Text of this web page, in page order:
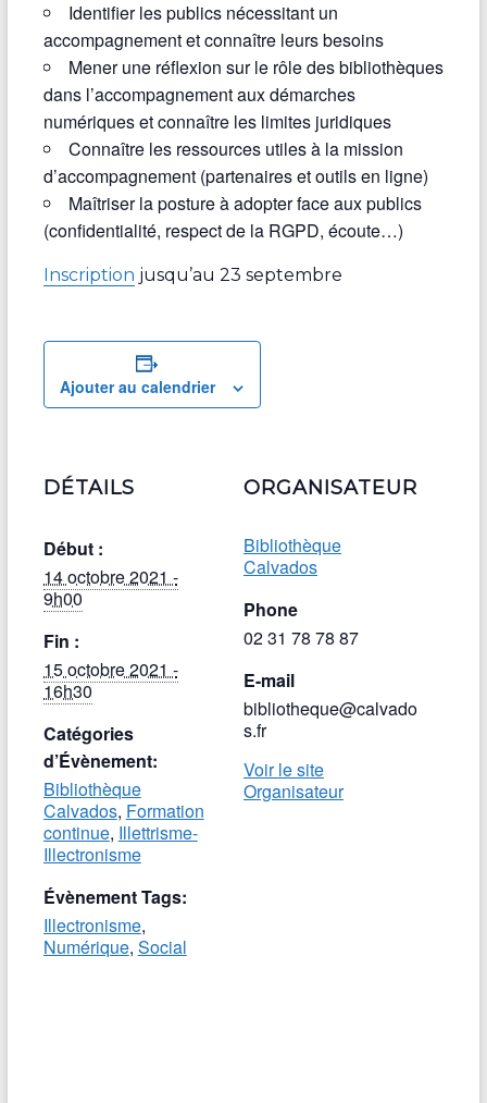
Identifier les publics nécessitant un
accompagnement et connaître leurs besoins
Mener une réflexion sur le rôle des bibliothèques
dans l’accompagnement aux démarches
numériques et connaître les limites juridiques
Connaître les ressources utiles à la mission
d’accompagnement (partenaires et outils en ligne)
Maîtriser la posture à adopter face aux publics
(confidentialité, respect de la RGPD, écoute…)
Inscription jusqu’au 23 septembre
Ajouter au calendrier
DÉTAILS
Début :
14 octobre 2021 -
9h00
Fin :
15 octobre 2021 -
16h30
Catégories
d’Évènement:
Bibliothèque
Calvados, Formation
continue, Illettrisme-
Illectronisme
Évènement Tags:
Illectronisme,
Numérique, Social
ORGANISATEUR
Bibliothèque
Calvados
Phone
02 31 78 78 87
E-mail
bibliotheque@calvado
s.fr
Voir le site
Organisateur